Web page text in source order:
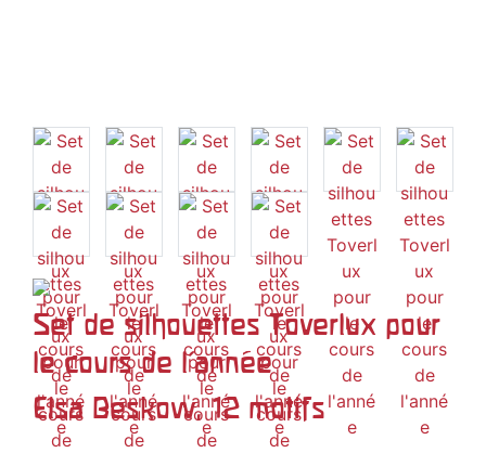
Set de silhouettes Toverlux pour
le cours de l'année
Elsa Beskow, 12 motifs